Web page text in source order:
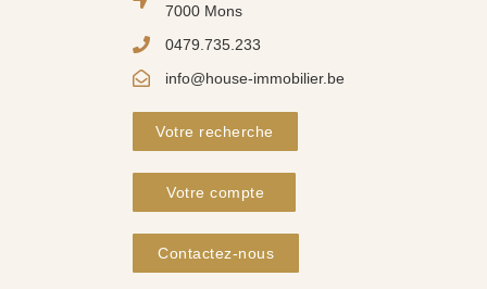
7000 Mons
0479.735.233
info@house-immobilier.be
Votre recherche
Votre compte
Contactez-nous